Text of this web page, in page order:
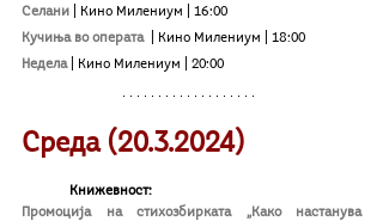
Селани
| Кино Милениум
| 16:00
Кучиња во операта
| Кино Милениум
| 18:00
Недела
| Кино Милениум | 20:00
Среда (20.3.2024)
Книжевност:
Промоција на стихозбирката „Како настанува